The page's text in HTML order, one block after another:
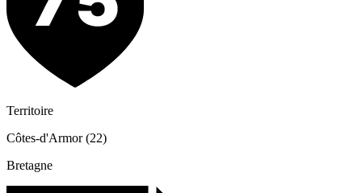
Territoire
Côtes-d'Armor (22)
Bretagne